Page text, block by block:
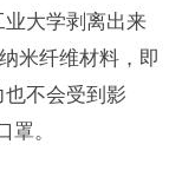
大学剥离出来
米纤维材料，即
不会受到影
罩。